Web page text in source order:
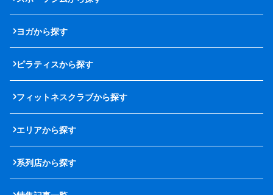
ヨガから探す
ピラティスから探す
フィットネスクラブから探す
エリアから探す
系列店から探す